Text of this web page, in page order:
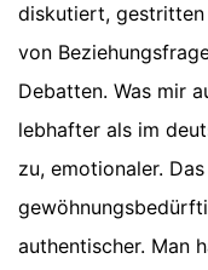
diskutiert, gestritten
von
Debatten. Was mir
lebhafter als im
zu, emotionaler.
authentischer. Man